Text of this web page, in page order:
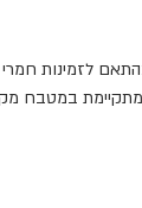
לזמינות